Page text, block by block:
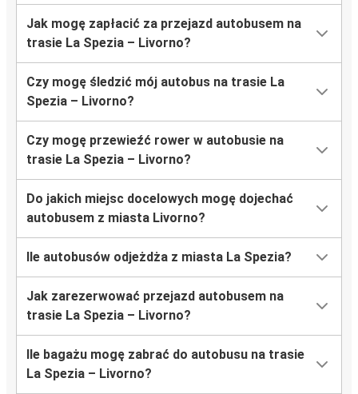
Jak mogę zapłacić za przejazd autobusem na
trasie La Spezia – Livorno?
Czy mogę śledzić mój autobus na trasie La
Spezia – Livorno?
Czy mogę przewieźć rower w autobusie na
trasie La Spezia – Livorno?
Do jakich miejsc docelowych mogę dojechać
autobusem z miasta Livorno?
Ile autobusów odjeżdża z miasta La Spezia?
Jak zarezerwować przejazd autobusem na
trasie La Spezia – Livorno?
Ile bagażu mogę zabrać do autobusu na trasie
La Spezia – Livorno?